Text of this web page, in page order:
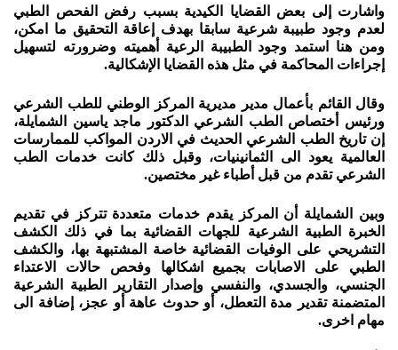
واشارت إلى بعض القضايا الكيدية بسبب رفض الفحص الطبي
لعدم وجود طبيبة شرعية سابقا بهدف إعاقة التحقيق ما امكن،
ومن هنا استمد وجود الطبيبة الرعية أهميته وضرورته لتسهيل
إجراءات المحاكمة في مثل هذه القضايا الإشكالية.
وقال القائم بأعمال مدير مديرية المركز الوطني للطب الشرعي
ورئيس أختصاص الطب الشرعي الدكتور ماجد ياسين الشمايلة،
إن تاريخ الطب الشرعي الحديث في الاردن المواكب للممارسات
العالمية يعود الى الثمانينيات، وقبل ذلك كانت خدمات الطب
الشرعي تقدم من قبل أطباء غير مختصين.
وبين الشمايلة أن المركز يقدم خدمات متعددة تتركز في تقديم
الخبرة الطبية الشرعية للجهات القضائية بما في ذلك الكشف
التشريحي على الوفيات القضائية خاصة المشتبهة بها، والكشف
الطبي على الاصابات بجميع اشكالها وفحص حالات الاعتداء
الجنسي، والجسدي، والنفسي وإصدار التقارير الطبية الشرعية
المتضمنة تقدير مدة التعطل، أو حدوث عاهة أو عجز، إضافة الى
مهام اخرى.